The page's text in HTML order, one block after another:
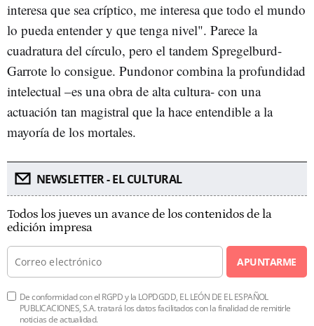
interesa que sea críptico, me interesa que todo el mundo
lo pueda entender y que tenga nivel". Parece la
cuadratura del círculo, pero el tandem Spregelburd-
Garrote lo consigue. Pundonor combina la profundidad
intelectual –es una obra de alta cultura- con una
actuación tan magistral que la hace entendible a la
mayoría de los mortales.
NEWSLETTER - EL CULTURAL
Todos los jueves un avance de los contenidos de la
edición impresa
APUNTARME
De conformidad con el RGPD y la LOPDGDD, EL LEÓN DE EL ESPAÑOL
PUBLICACIONES, S.A. tratará los datos facilitados con la finalidad de remitirle
noticias de actualidad.